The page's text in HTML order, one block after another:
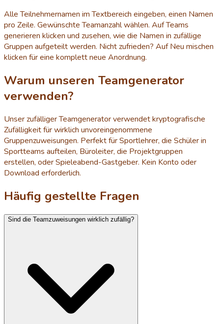
Alle Teilnehmernamen im Textbereich eingeben, einen Namen
pro Zeile. Gewünschte Teamanzahl wählen. Auf Teams
generieren klicken und zusehen, wie die Namen in zufällige
Gruppen aufgeteilt werden. Nicht zufrieden? Auf Neu mischen
klicken für eine komplett neue Anordnung.
Warum unseren Teamgenerator
verwenden?
Unser zufälliger Teamgenerator verwendet kryptografische
Zufälligkeit für wirklich unvoreingenommene
Gruppenzuweisungen. Perfekt für Sportlehrer, die Schüler in
Sportteams aufteilen, Büroleiter, die Projektgruppen
erstellen, oder Spieleabend-Gastgeber. Kein Konto oder
Download erforderlich.
Häufig gestellte Fragen
Sind die Teamzuweisungen wirklich zufällig?